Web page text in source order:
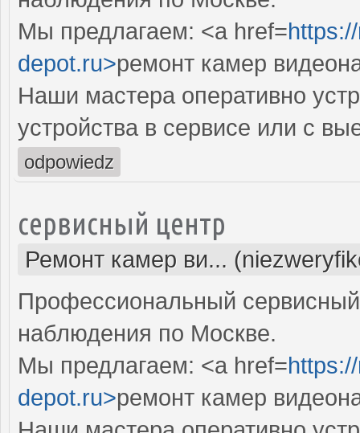
Мы предлагаем: <a href=
depot.ru>ремонт камер
Наши мастера оперативно
устройства в сервисе или с
odpowiedz
сервисный центр
Ремонт камер ви...
Профессиональный
наблюдения по Москве.
Мы предлагаем: <a href=
depot.ru>ремонт камер